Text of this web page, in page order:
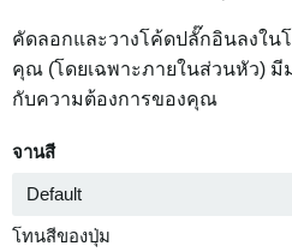
คัดลอกและวางโค้ดปลั๊กอินลงใน
คุณ (โดยเฉพาะภายในส่วนหัว) มี
กับความต้องการของคุณ
จานสี
โทนสีของปุ่ม